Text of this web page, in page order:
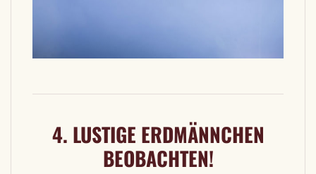
4. LUSTIGE ERDMÄNNCHEN
BEOBACHTEN!